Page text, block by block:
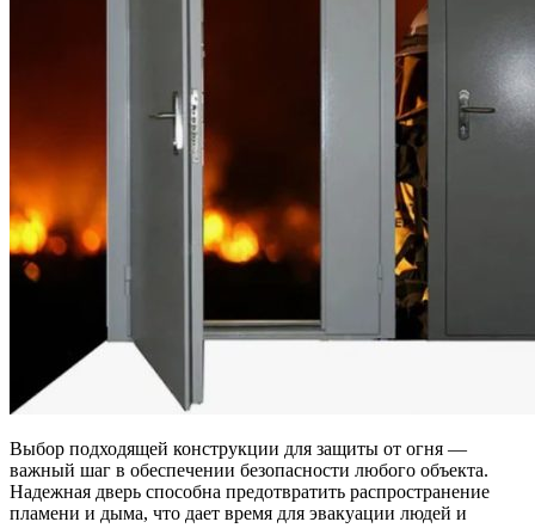
Выбор подходящей конструкции для защиты от огня —
важный шаг в обеспечении безопасности любого объекта.
Надежная дверь способна предотвратить распространение
пламени и дыма, что дает время для эвакуации людей и